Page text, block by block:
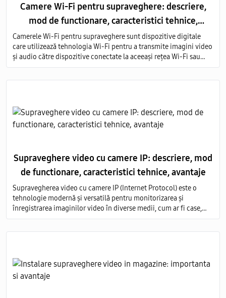
Camere Wi-Fi pentru supraveghere: descriere,
mod de functionare, caracteristici tehnice,
avantaje
Camerele Wi-Fi pentru supraveghere sunt dispozitive digitale
care utilizează tehnologia Wi-Fi pentru a transmite imagini video
și audio către dispozitive conectate la aceeași rețea Wi-Fi sau
prin intermediul internetului.
Supraveghere video cu camere IP: descriere, mod
de functionare, caracteristici tehnice, avantaje
Supravegherea video cu camere IP (Internet Protocol) este o
tehnologie modernă și versatilă pentru monitorizarea și
înregistrarea imaginilor video în diverse medii, cum ar fi case,
birouri, clădiri comerciale, instituții publice și industriale.